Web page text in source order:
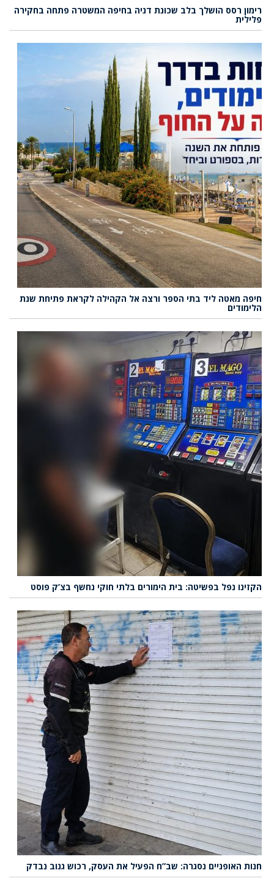
רימון רסס הושלך בלב שכונת דניה בחיפה המשטרה פתחה בחקירה
פלילית
חיפה מאטה ליד בתי הספר ורצה אל הקהילה לקראת פתיחת שנת
הלימודים
הקזינו נפל בפשיטה: בית הימורים בלתי חוקי נחשף בצ’ק פוסט
חנות האופניים נסגרה: שב”ח הפעיל את העסק, רכוש גנוב נבדק